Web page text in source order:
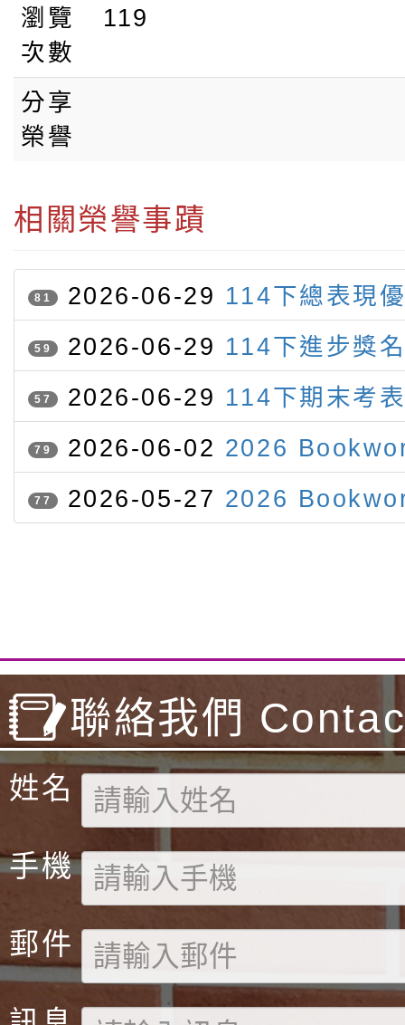
瀏覽
次數
119
分享
榮譽
相關榮譽事蹟
81 2026-06-29 114下總表現
59 2026-06-29 114下進步獎
57 2026-06-29 114下期末考
79 2026-06-02 2026
of June
77 2026-05-27 2026
聯絡我們
姓名
手機
郵件